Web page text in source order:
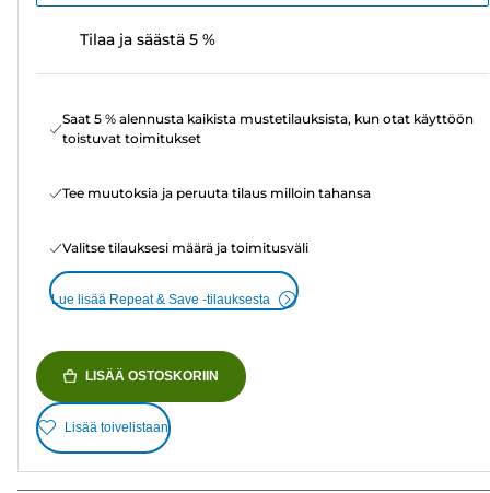
Tilaa ja säästä 5 %
Saat 5 % alennusta kaikista mustetilauksista, kun otat käyttöön
toistuvat toimitukset
Tee muutoksia ja peruuta tilaus milloin tahansa
Valitse tilauksesi määrä ja toimitusväli
Lue lisää Repeat & Save -tilauksesta
LISÄÄ OSTOSKORIIN
Lisää toivelistaan